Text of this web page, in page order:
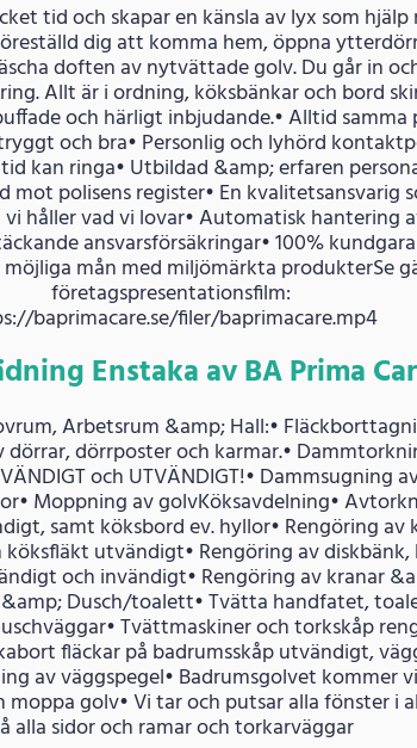
tid och skapar en känsla av lyx som hjälp
dig att komma hem, öppna
doften av nytvättade golv. Du går in
Allt är i ordning, köksbänkar och bord
och härligt inbjudande.• Alltid samma
och bra• Personlig och lyhörd
kan ringa• Utbildad &amp; erfaren
mot polisens register• En kvalitetsansvarig
håller vad vi lovar• Automatisk hantering
ansvarsförsäkringar• 100%
mån med miljömärkta produkterSe
företagspresentationsfilm:
baprimacare.se/filer/baprimacare.mp4
Enstaka av BA Prima
Arbetsrum &amp; Hall:•
dörrposter och karmar.•
och UTVÄNDIGT!• Dammsugning
Moppning av golvKöksavdelning•
samt köksbord ev. hyllor• Rengöring av
köksfläkt utvändigt• Rengöring av diskbänk,
och invändigt• Rengöring av kranar
Dusch/toalett• Tvätta handfatet,
Tvättmaskiner och torkskåp
fläckar på badrumsskåp utvändigt,
av väggspegel• Badrumsgolvet kommer
moppa golv• Vi tar och putsar alla fönster i
alla sidor och ramar och torkarväggar